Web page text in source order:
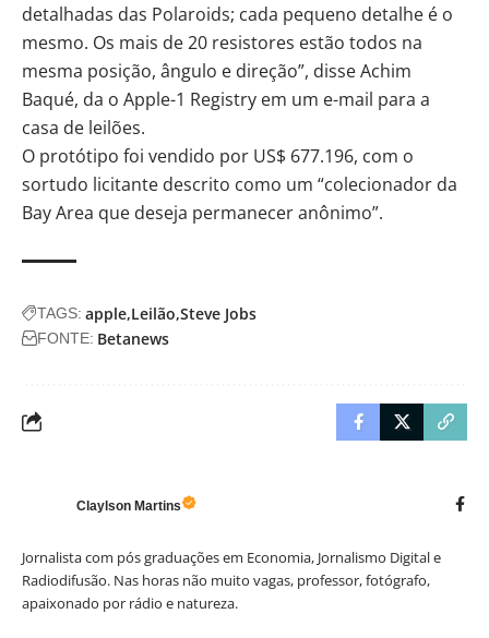
detalhadas das Polaroids; cada pequeno detalhe é o
mesmo. Os mais de 20 resistores estão todos na
mesma posição, ângulo e direção”, disse Achim
Baqué, da o Apple-1 Registry em um e-mail para a
casa de leilões.
O protótipo foi vendido por US$ 677.196, com o
sortudo licitante descrito como um “colecionador da
Bay Area que deseja permanecer anônimo”.
TAGS: apple Leilão Steve Jobs
FONTE: Betanews
Claylson Martins
Jornalista com pós graduações em Economia, Jornalismo Digital e
Radiodifusão. Nas horas não muito vagas, professor, fotógrafo,
apaixonado por rádio e natureza.